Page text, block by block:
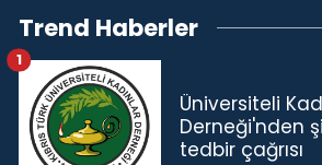
Trend Haberler
Üniversiteli
Derneği'nden
tedbir çağrısı
1